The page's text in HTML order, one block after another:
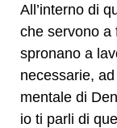
All’interno di
che servono a
spronano a
necessarie,
mentale di
io ti parli di